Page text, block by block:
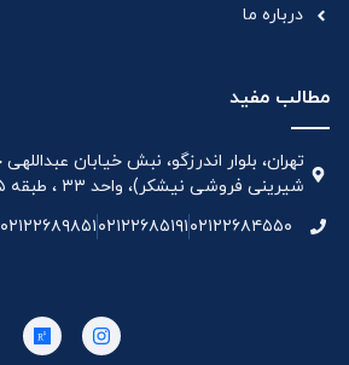
درباره ما
مطالب مفید
شیرینی فروشی نیشکر)، واحد ۳۳ ، طبقه ۵
۰۲۱۲۲۶۸۴۵۵۰۰۲۱۲۲۶۸۵۱۹۱۰۲۱۲۲۶۸۹۸۵۱